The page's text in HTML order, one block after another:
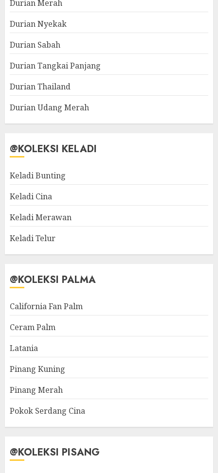
Durian Merah
Durian Nyekak
Durian Sabah
Durian Tangkai Panjang
Durian Thailand
Durian Udang Merah
@KOLEKSI KELADI
Keladi Bunting
Keladi Cina
Keladi Merawan
Keladi Telur
@KOLEKSI PALMA
California Fan Palm
Ceram Palm
Latania
Pinang Kuning
Pinang Merah
Pokok Serdang Cina
@KOLEKSI PISANG